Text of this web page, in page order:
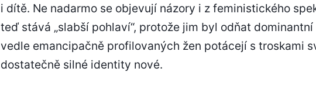
i dítě. Ne nadarmo se objevují názory i z feministického
teď stává „slabší pohlaví“, protože jim byl odňat
vedle emancipačně profilovaných žen potácejí s troskami
dostatečně silné identity nové.